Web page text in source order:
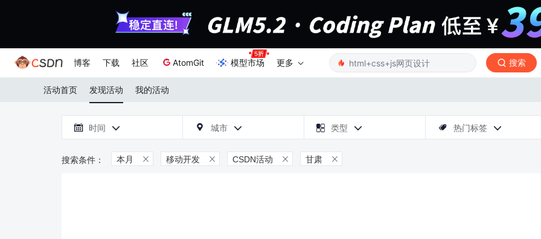
博客 下载 社区 AtomGit 模型市场 更多 搜索
活动首页 发现活动 我的活动
 时间   城市   类型   热门标签 
本月  移动开发  CSDN活动  甘肃 